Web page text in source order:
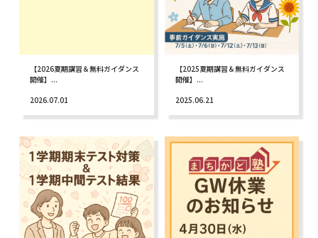
【2026夏期講習＆無料ガイダンス
開催】...
2026.07.01
【2025夏期講習＆無料ガイダンス
開催】...
2025.06.21